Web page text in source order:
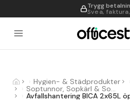
Trygg
Svea,
Hygien- & Städprodukter
Soptunnor, Sopkärl & Sopsorteringskärl
Avfallshantering BICA 2x65L